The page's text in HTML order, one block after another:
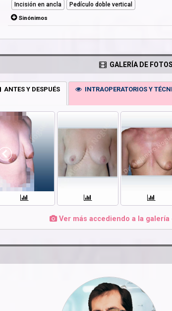
Incisión en ancla
Pedículo doble vertical
Sinónimos
GALERÍA DE
ANTES Y DESPUÉS INTRAOPERATORIOS Y
Ver más accediendo a la